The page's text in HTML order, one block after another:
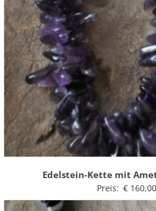
Edelstein-Kette mit
Preis: €160,00